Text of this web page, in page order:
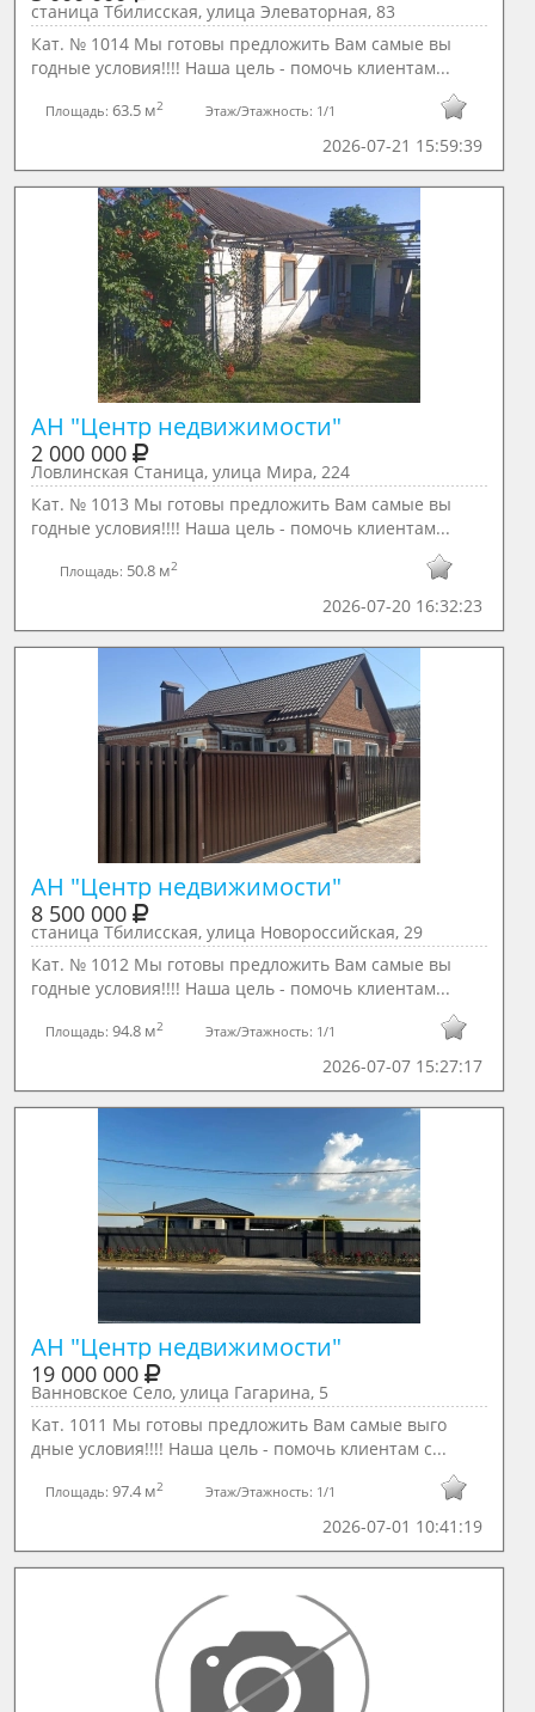
станица Тбилисская, улица Элеваторная, 83
Кат. № 1014 Мы готовы предложить Вам самые вы
годные условия!!!! Наша цель - помочь клиентам...
Площадь:63.5 м2 Этаж/Этажность: 1/1
2026-07-21 15:59:39
АН "Центр недвижимости"
2 000 000
Ловлинская Станица, улица Мира, 224
Кат. № 1013 Мы готовы предложить Вам самые вы
годные условия!!!! Наша цель - помочь клиентам...
Площадь: 50.8 м2
2026-07-20 16:32:23
АН "Центр недвижимости"
8 500 000
станица Тбилисская, улица Новороссийская, 29
Кат. № 1012 Мы готовы предложить Вам самые вы
годные условия!!!! Наша цель - помочь клиентам...
Площадь:94.8 м2 Этаж/Этажность: 1/1
2026-07-07 15:27:17
АН "Центр недвижимости"
19 000 000
Ванновское Село, улица Гагарина, 5
Кат. 1011 Мы готовы предложить Вам самые выго
дные условия!!!! Наша цель - помочь клиентам с...
Площадь:97.4 м2 Этаж/Этажность: 1/1
2026-07-01 10:41:19